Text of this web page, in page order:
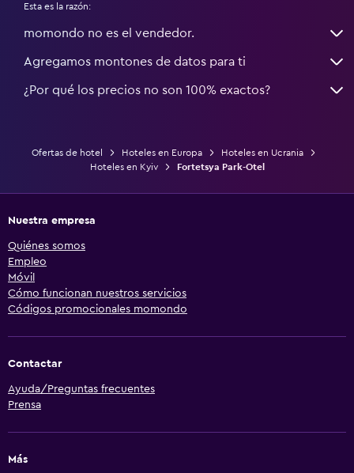
Esta es la razón:
momondo no es el vendedor.
Agregamos montones de datos para ti
¿Por qué los precios no son 100% exactos?
Ofertas de hotel Hoteles en Europa
Hoteles en Ucrania
Hoteles en Kyiv
Fortetsya Park-Otel
Nuestra empresa
Quiénes somos
Empleo
Móvil
Cómo funcionan nuestros servicios
Códigos promocionales momondo
Contactar
Ayuda/Preguntas frecuentes
Prensa
Más